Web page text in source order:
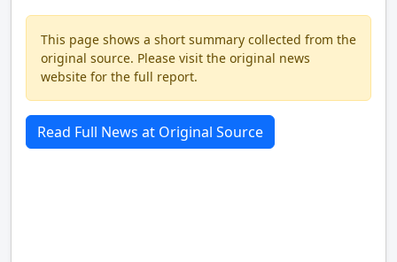
This page shows a short summary collected from the
original source. Please visit the original news
website for the full report.
Read Full News at Original Source